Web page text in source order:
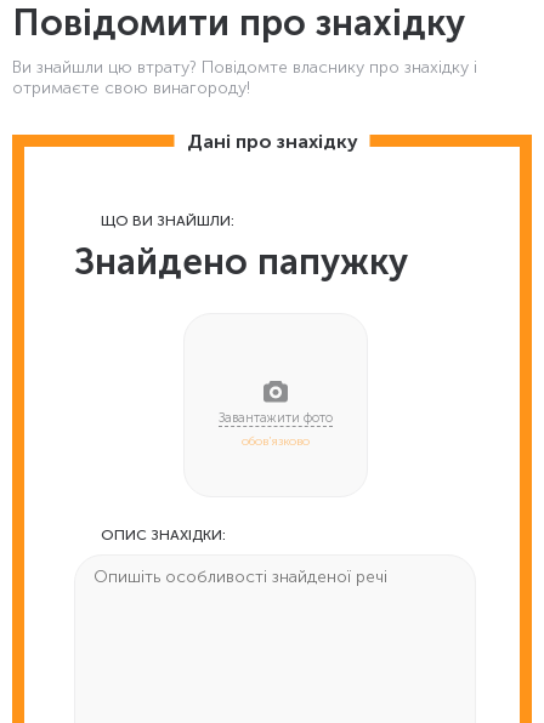
Повідомити про знахідку
Ви знайшли цю втрату? Повідомте власнику про знахідку і
отримаєте свою винагороду!
Дані про знахідку
ЩО ВИ ЗНАЙШЛИ:
Знайдено папужку
обов'язково
ОПИС ЗНАХІДКИ: